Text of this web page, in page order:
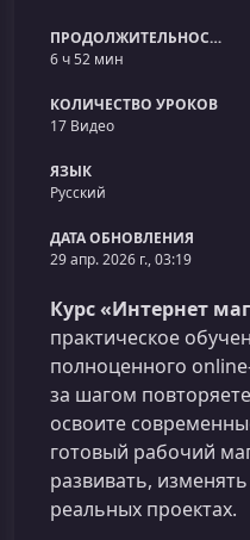
ПРОДОЛЖИТЕЛЬНОСТЬ
6 ч 52 мин
КОЛИЧЕСТВО УРОКОВ
17 Видео
ЯЗЫК
Русский
ДАТА ОБНОВЛЕНИЯ
29 апр. 2026 г., 03:19
Курс «Интернет
практическое
полноценного
за шагом
освоите
готовый рабочий
развивать,
реальных проектах.